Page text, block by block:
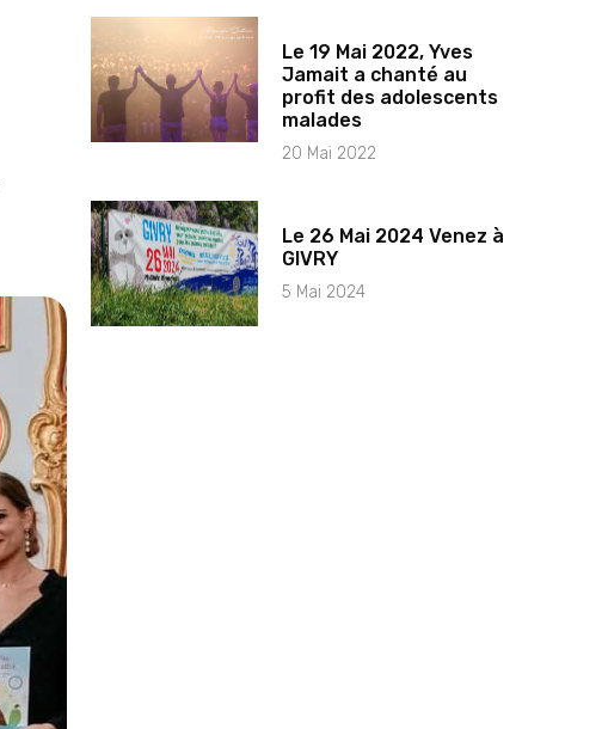
Le 19 Mai 2022, Yves
Jamait a chanté au
profit des adolescents
malades
20 Mai 2022
Le 26 Mai 2024 Venez à
GIVRY
5 Mai 2024